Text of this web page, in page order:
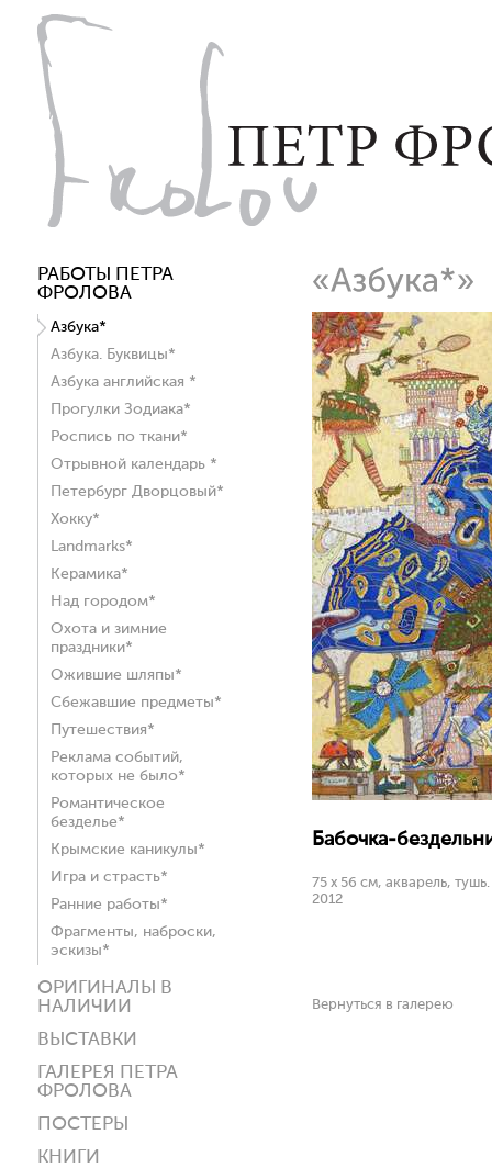
РАБОТЫ ПЕТРА
ФРОЛОВА
Азбука*
Азбука. Буквицы*
Азбука английская *
Прогулки Зодиака*
Роспись по ткани*
Отрывной календарь *
Петербург Дворцовый*
Хокку*
Landmarks*
Керамика*
Над городом*
Охота и зимние
праздники*
Ожившие шляпы*
Сбежавшие предметы*
Путешествия*
Реклама событий,
которых не было*
Романтическое
безделье*
Крымские каникулы*
Игра и страсть*
Ранние работы*
Фрагменты, наброски,
эскизы*
ОРИГИНАЛЫ В
НАЛИЧИИ
ВЫСТАВКИ
ГАЛЕРЕЯ ПЕТРА
ФРОЛОВА
ПОСТЕРЫ
КНИГИ
Бабочка-
75 х 56 см, акварель, тушь.
2012
Вернуться в галерею